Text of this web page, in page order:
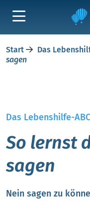
Start Das
sagen
Das Lebenshilfe-ABC
So lernst
sagen
Nein sagen zu